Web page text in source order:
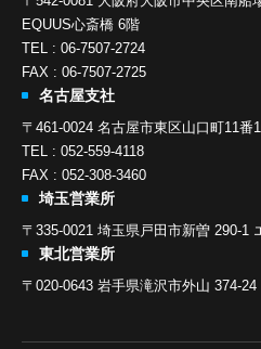
EQUUS心斎橋 6階
TEL : 06-7507-2724
FAX : 06-7507-2725
名古屋支社
〒461-0024 名古屋市東区山口町11番
TEL : 052-559-4118
FAX : 052-308-3460
埼玉営業所
〒335-0021 埼玉県戸田市新曽 290-1
東北営業所
〒020-0643 岩手県滝沢市外山 374-24